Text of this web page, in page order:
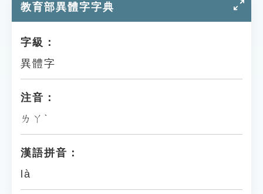
貓頭鷹博士
教育部異體字字典
字級：
異體字
注音：
ㄌㄚˋ
漢語拼音：
là